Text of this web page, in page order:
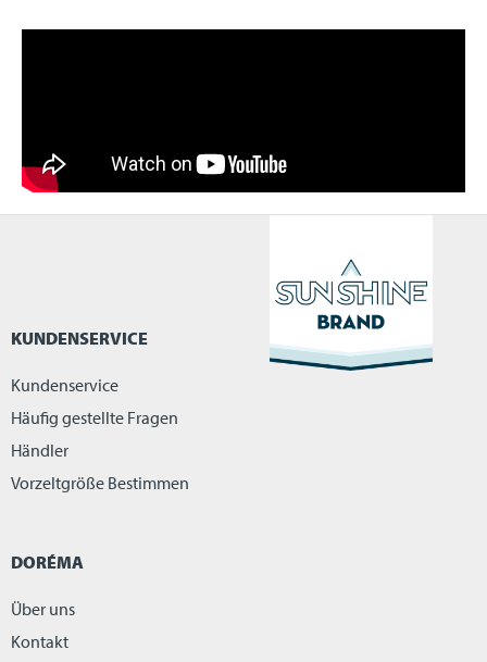
KUNDENSERVICE
Kundenservice
Häufig gestellte Fragen
Händler
Vorzeltgröße Bestimmen
DORÉMA
Über uns
Kontakt